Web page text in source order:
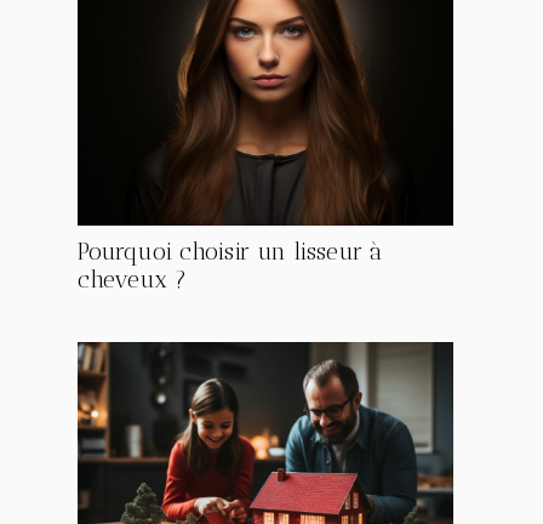
Pourquoi choisir un lisseur à
cheveux ?